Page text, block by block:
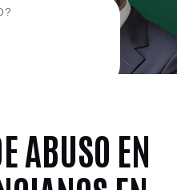
ABUSO EN